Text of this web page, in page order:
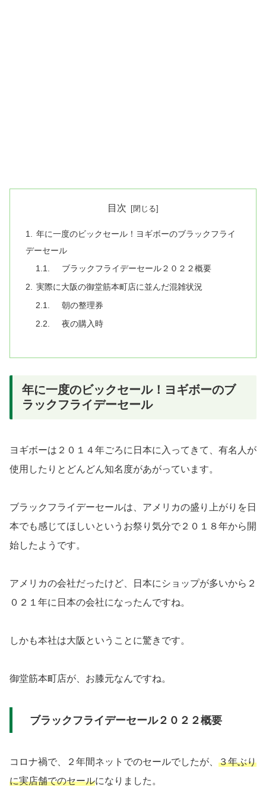
目次
年に一度のビックセール！ヨギボーのブラックフライ
デーセール
ブラックフライデーセール２０２２概要
実際に大阪の御堂筋本町店に並んだ混雑状況
朝の整理券
夜の購入時
年に一度のビックセール！ヨギボーのブ
ラックフライデーセール
ヨギボーは２０１４年ごろに日本に入ってきて、有名人が
使用したりとどんどん知名度があがっています。
ブラックフライデーセールは、アメリカの盛り上がりを日
本でも感じてほしいというお祭り気分で２０１８年から開
始したようです。
アメリカの会社だったけど、日本にショップが多いから２
０２１年に日本の会社になったんですね。
しかも本社は大阪ということに驚きです。
御堂筋本町店が、お膝元なんですね。
ブラックフライデーセール２０２２概要
コロナ禍で、２年間ネットでのセールでしたが、 ３年ぶり
に実店舗でのセールになりました。